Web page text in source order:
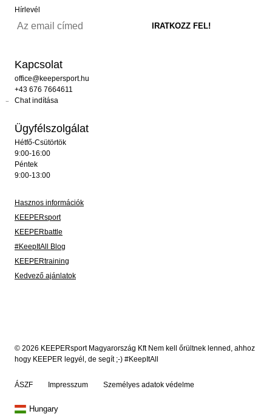
Hírlevél
Kapcsolat
office@keepersport.hu
+43 676 7664611
Chat indítása
Ügyfélszolgálat
Hétfő-Csütörtök
9:00-16:00
Péntek
9:00-13:00
Hasznos információk
KEEPERsport
KEEPERbattle
#KeepItAll Blog
KEEPERtraining
Kedvező ajánlatok
© 2026 KEEPERsport Magyarország Kft Nem kell őrültnek lenned, ahhoz
hogy KEEPER legyél, de segít ;-) #KeepItAll
ÁSZF Impresszum Személyes adatok védelme
Hungary